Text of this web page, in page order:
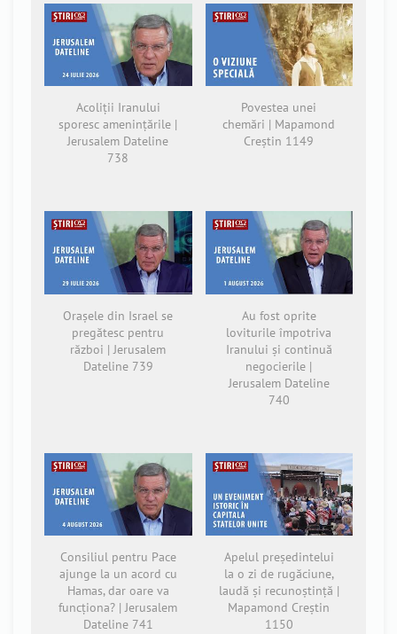
Acoliții Iranului
sporesc amenințările |
Jerusalem Dateline
738
Povestea unei
chemări | Mapamond
Creștin 1149
Orașele din Israel se
pregătesc pentru
război | Jerusalem
Dateline 739
Au fost oprite
loviturile împotriva
Iranului și continuă
negocierile |
Jerusalem Dateline
740
Consiliul pentru Pace
ajunge la un acord cu
Hamas, dar oare va
funcționa? | Jerusalem
Dateline 741
Apelul președintelui
la o zi de rugăciune,
laudă și recunoștință |
Mapamond Creștin
1150